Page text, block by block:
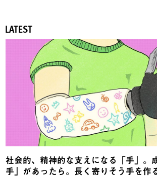
LATEST
社会的、精神的な支えになる「手」。
手」があったら。長く寄りそう手を作